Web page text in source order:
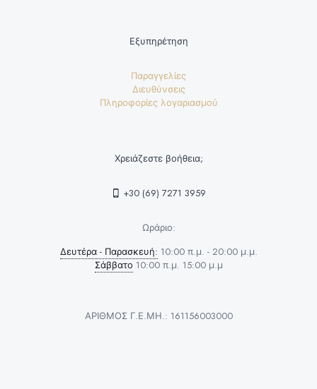
Εξυπηρέτηση
Παραγγελίες
Διευθύνσεις
Πληροφορίες λογαριασμού
Χρειάζεστε βοήθεια;
+30 (69) 7271 3959
Ωράριο:
Δευτέρα - Παρασκευή: 10:00 π.μ. - 20:00 μ.μ.
Σάββατο 10:00 π.μ. 15:00 μ.μ
ΑΡΙΘΜΟΣ Γ.Ε.ΜΗ.: 161156003000